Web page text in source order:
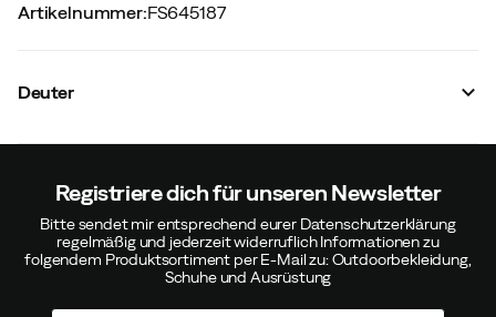
Artikelnummer:FS645187
Deuter
Registriere dich für unseren Newsletter
Bitte sendet mir entsprechend eurer Datenschutzerklärung
regelmäßig und jederzeit widerruflich Informationen zu
folgendem Produktsortiment per E-Mail zu: Outdoorbekleidung,
Schuhe und Ausrüstung